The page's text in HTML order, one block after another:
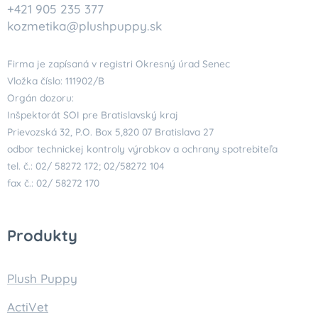
+421 905 235 377
kozmetika@plushpuppy.sk
Firma je zapísaná v registri Okresný úrad Senec
Vložka číslo: 111902/B
Orgán dozoru:
Inšpektorát SOI pre Bratislavský kraj
Prievozská 32, P.O. Box 5,820 07 Bratislava 27
odbor technickej kontroly výrobkov a ochrany spotrebiteľa
tel. č.: 02/ 58272 172; 02/58272 104
fax č.: 02/ 58272 170
Produkty
Plush Puppy
ActiVet